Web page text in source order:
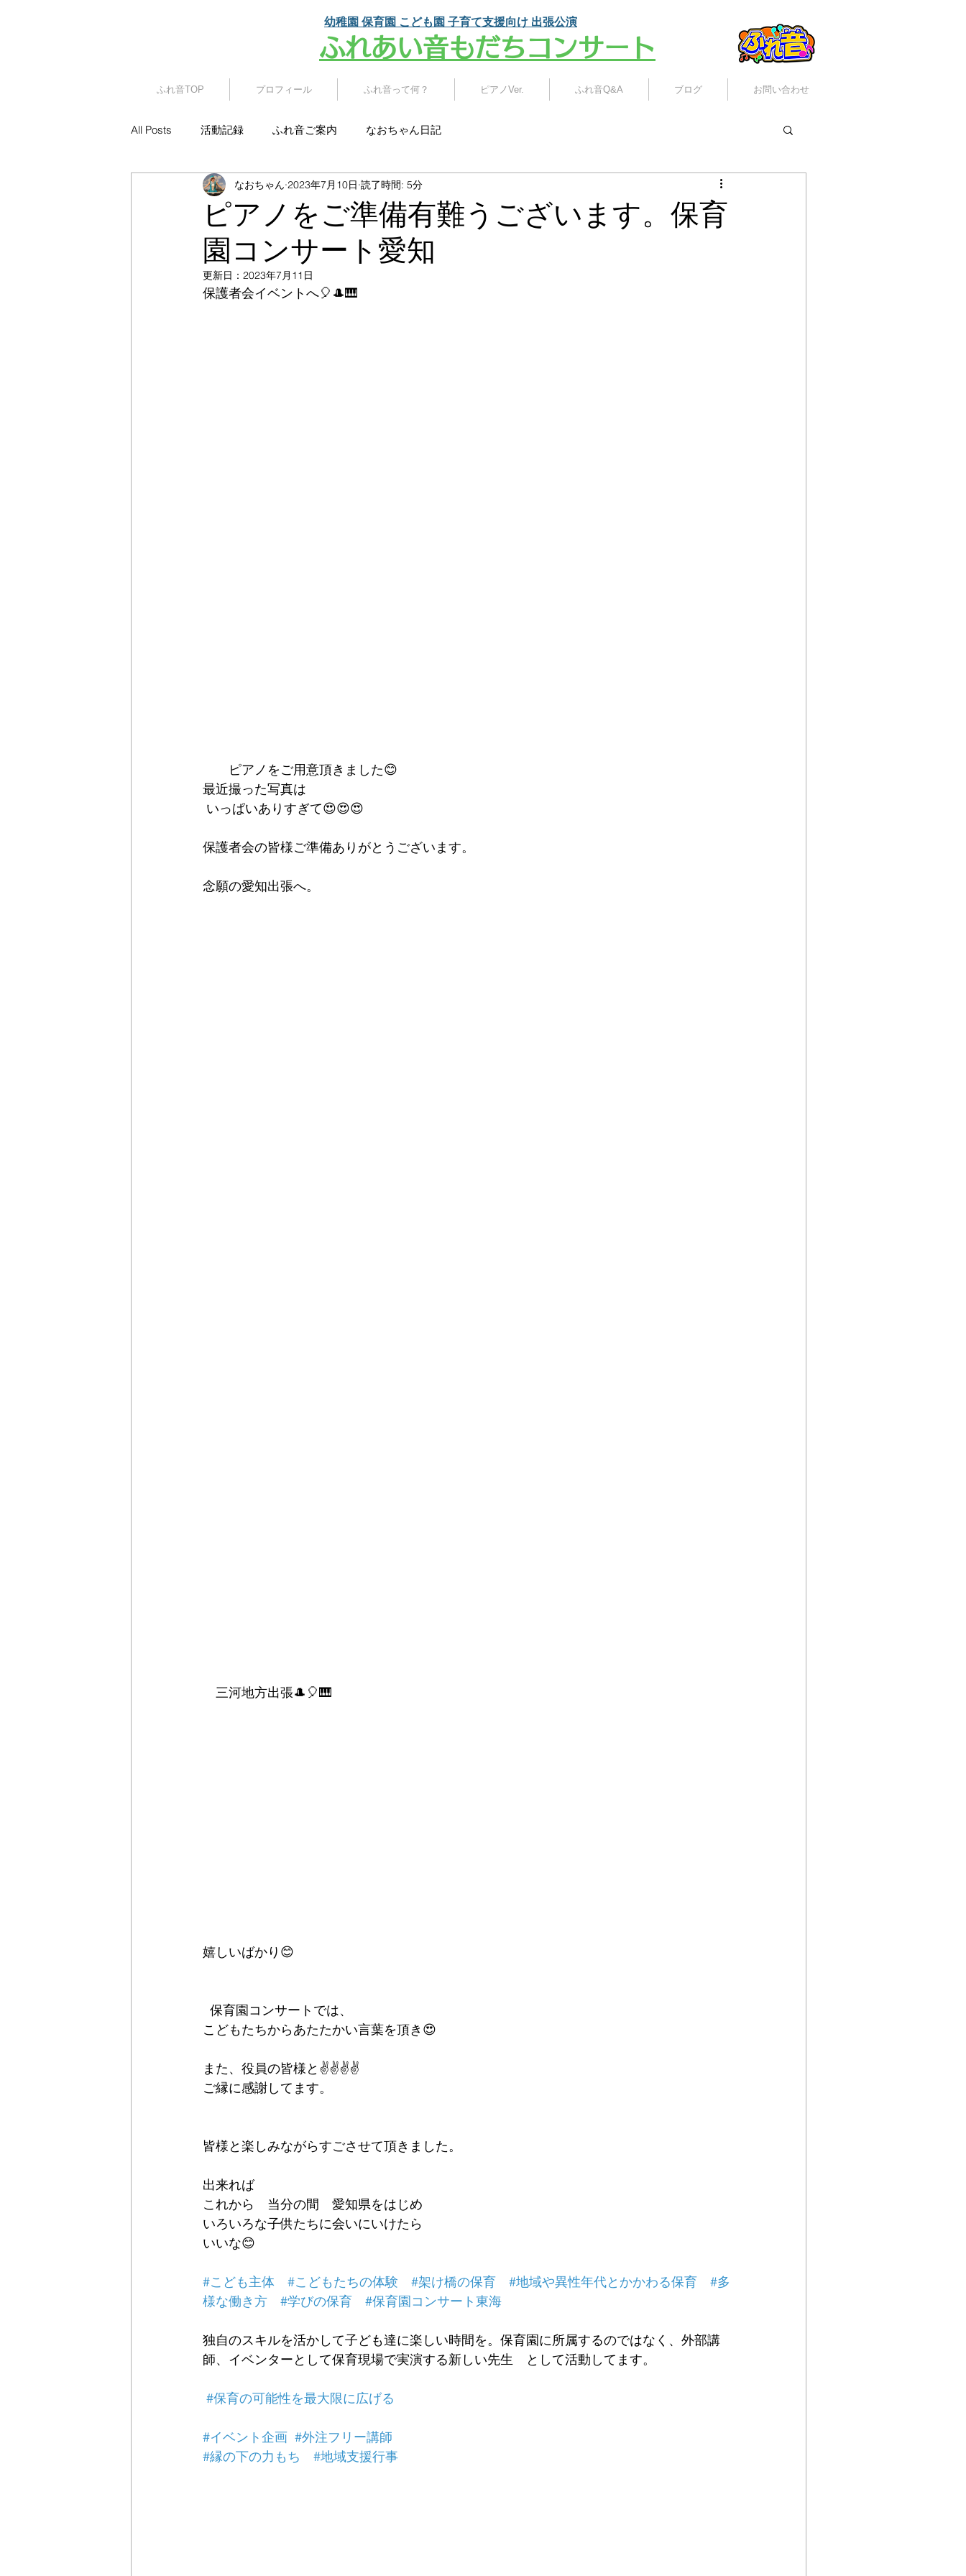
幼稚園 保育園 こども園 子育て支援向け 出張公演
​ふれあい音もだちコンサート
ふれ音TOP プロフィール ふれ音って何？ ピアノVer. ふれ音Q&A ブログ お問い合わせ
All Posts 活動記録 ふれ音ご案内 なおちゃん日記
ピアノをご準備有難うございます。保育
園コンサート愛知
なおちゃん 2023年7月10日 読了時間: 5分
更新日： 2023年7月11日
保護者会イベントへ🎈🎩🎹
ピアノをご用意頂きました😊
最近撮った写真は
いっぱいありすぎて😍😍😍
保護者会の皆様ご準備ありがとうございます。
念願の愛知出張へ。
三河地方出張🎩🎈🎹
嬉しいばかり😊
  保育園コンサートでは、
こどもたちからあたたかい言葉を頂き😍
また、役員の皆様と✌️✌️✌️✌️
ご縁に感謝してます。
皆様と楽しみながらすごさせて頂きました。
出来れば
これから　当分の間　愛知県をはじめ
いろいろな子供たちに会いにいけたら
いいな😊
#こども主体 #こどもたちの体験 #架け橋の保育 #地域や異性年代とかかわる保育
#多
様な働き方
#学びの保育 #保育園コンサート東海
独自のスキルを活かして子ども達に楽しい時間を。保育園に所属するのではなく、外部講
師、イベンターとして保育現場で実演する新しい先生　として活動してます。
#保育の可能性を最大限に広げる
#イベント企画 #外注フリー講師
#縁の下の力もち
#地域支援行事